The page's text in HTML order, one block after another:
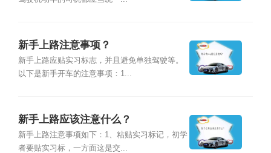
新手上路注意事项？
新手上路应贴实习标志，并且避免单独驾驶等。
以下是新手开车的注意事项：1...
新手上路应该注意什么？
新手上路注意事项如下：1、粘贴实习标记，初学
者要贴实习标，一方面这是交...